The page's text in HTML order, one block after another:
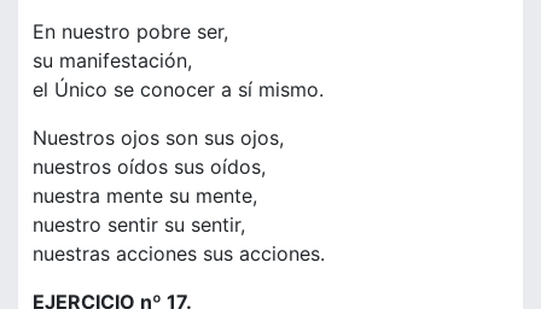
En nuestro pobre ser,
su manifestación,
el Único se conocer a sí mismo.
Nuestros ojos son sus ojos,
nuestros oídos sus oídos,
nuestra mente su mente,
nuestro sentir su sentir,
nuestras acciones sus acciones.
EJERCICIO nº 17.